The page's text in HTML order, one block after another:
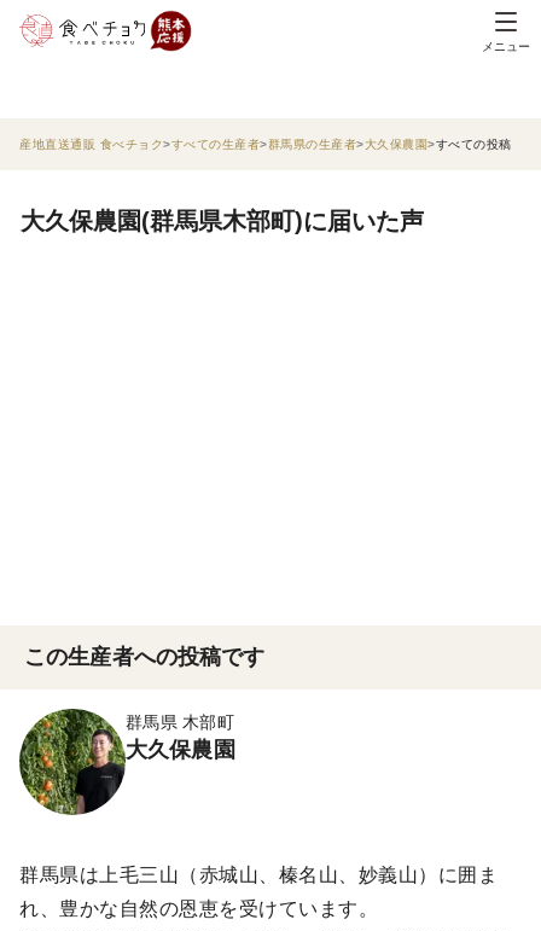
メニュー
産地直送通販 食べチョク すべての生産者 群馬県の生産者 大久保農園 すべての投稿
大久保農園(群馬県木部町)に届いた声
この生産者への投稿です
群馬県 木部町
大久保農園
群馬県は上毛三山（赤城山、榛名山、妙義山）に囲ま
れ、豊かな自然の恩恵を受けています。